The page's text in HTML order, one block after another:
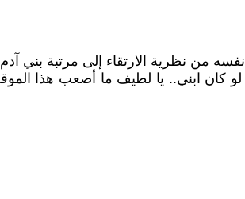
من نظرية الارتقاء إلى مرتبة بني آدم